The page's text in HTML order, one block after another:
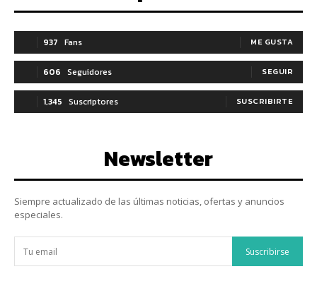
937 Fans ME GUSTA
606 Seguidores SEGUIR
1,345 Suscriptores SUSCRIBIRTE
Newsletter
Siempre actualizado de las últimas noticias, ofertas y anuncios
especiales.
Suscribirse